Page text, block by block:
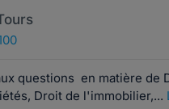
questions en matière de
Droit de l'immobilier,...